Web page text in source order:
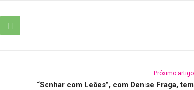
Próximo artigo
“Sonhar com Leões”, com Denise Fraga, tem